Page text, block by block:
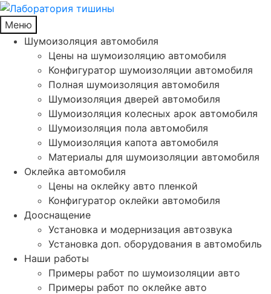
Меню
Шумоизоляция автомобиля
Цены на шумоизоляцию автомобиля
Конфигуратор шумоизоляции автомобиля
Полная шумоизоляция автомобиля
Шумоизоляция дверей автомобиля
Шумоизоляция колесных арок автомобиля
Шумоизоляция пола автомобиля
Шумоизоляция капота автомобиля
Материалы для шумоизоляции автомобиля
Оклейка автомобиля
Цены на оклейку авто пленкой
Конфигуратор оклейки автомобиля
Дооснащение
Установка и модернизация автозвука
Установка доп. оборудования в автомобиль
Наши работы
Примеры работ по шумоизоляции авто
Примеры работ по оклейке авто